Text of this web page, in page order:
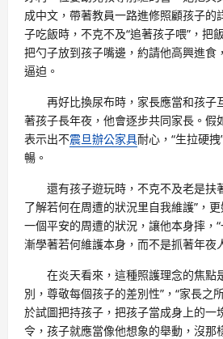
成中文，帶著教員一路進修照顧孩子的
子吃飯時，不克不及“追著孩子喂”，把
把勺子放到孩子嘴邊，約請他高興進食
逼迫。
再好比換尿布時，家長應當和孩子
著孩子長年夜，他會逐步共同家長。假
表示出不震旦辦公家具耐心，“生拉硬
暢。
還有孩子遊玩時，不克不及老是扶
了解若何在周遭的狀況里自我維護”，
一個平安的周遭的狀況，讓他本身摔，
漸學著若何維護本身，而不是抓著年夜
在炎天看來，這種照護理念的焦點
別，尊敬每個孩子的差別性”，“家長之
於試圖把持孩子，把孩子當成身上的一
令，孩子就應當像他想象的舉動，沒那